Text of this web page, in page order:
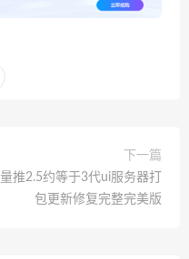
下一篇
量推2.5约等于3代ui服务器打
包更新修复完整完美版